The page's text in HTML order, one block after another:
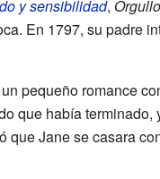
y sensibilidad,
En 1797, su padre
pequeño romance
que había
que Jane se casara